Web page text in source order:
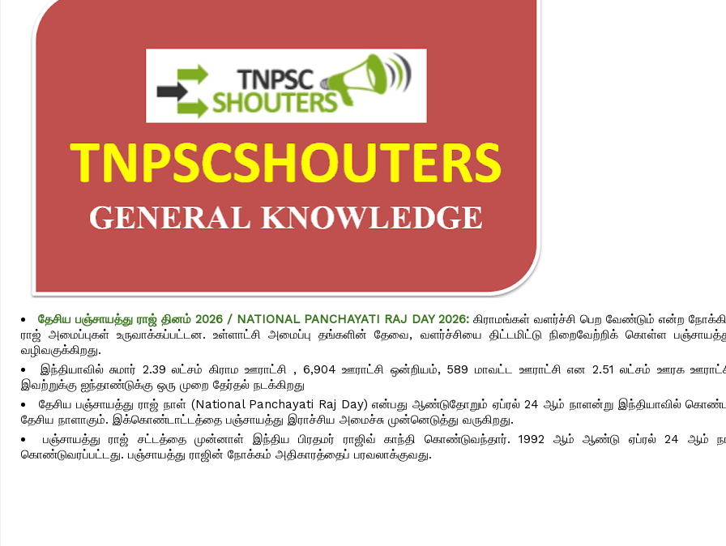
தேசிய பஞ்சாயத்து ராஜ் தினம் 2026 / NATIONAL PANCHAYATI RAJ DAY 2026: கிராமங்கள் வளர்ச்சி பெற வேண்டும் என்ற
ராஜ் அமைப்புகள் உருவாக்கப்பட்டன. உள்ளாட்சி அமைப்பு தங்களின் தேவை, வளர்ச்சியை திட்டமிட்டு நிறைவேற்றிக் கொள்ள
வழிவகுக்கிறது.
இந்தியாவில் சுமார் 2.39 லட்சம் கிராம ஊராட்சி , 6,904 ஊராட்சி ஒன்றியம், 589 மாவட்ட ஊராட்சி என 2.51 லட்சம் ஊரக
இவற்றுக்கு ஐந்தாண்டுக்கு ஒரு முறை தேர்தல் நடக்கிறது
தேசிய பஞ்சாயத்து ராஜ் நாள் (National Panchayati Raj Day) என்பது ஆண்டுதோறும் ஏப்ரல் 24 ஆம் நாளன்று இந்தியாவில்
தேசிய நாளாகும். இக்கொண்டாட்டத்தை பஞ்சாயத்து இராச்சிய அமைச்சு முன்னெடுத்து வருகிறது.
பஞ்சாயத்து ராஜ் சட்டத்தை முன்னாள் இந்திய பிரதமர் ராஜிவ் காந்தி கொண்டுவந்தார். 1992 ஆம் ஆண்டு ஏப்ரல் 24 ஆம்
கொண்டுவரப்பட்டது. பஞ்சாயத்து ராஜின் நோக்கம் அதிகாரத்தைப் பரவலாக்குவது.